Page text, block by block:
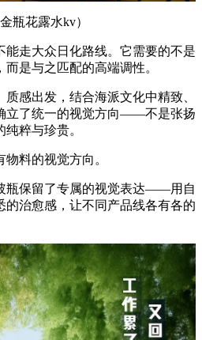
瓶花露水kv）
能走大众日化路线。它需要的不是
是与之匹配的高端调性。
感出发，结合海派文化中精致、
立了统一的视觉方向——不是张扬
粹与珍贵。
料的视觉方向。
瓶保留了专属的视觉表达——用自
的治愈感，让不同产品线各有各的